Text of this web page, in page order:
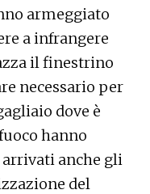
armeggiato
a infrangere
il finestrino
necessario per
dove è
hanno
anche gli
del